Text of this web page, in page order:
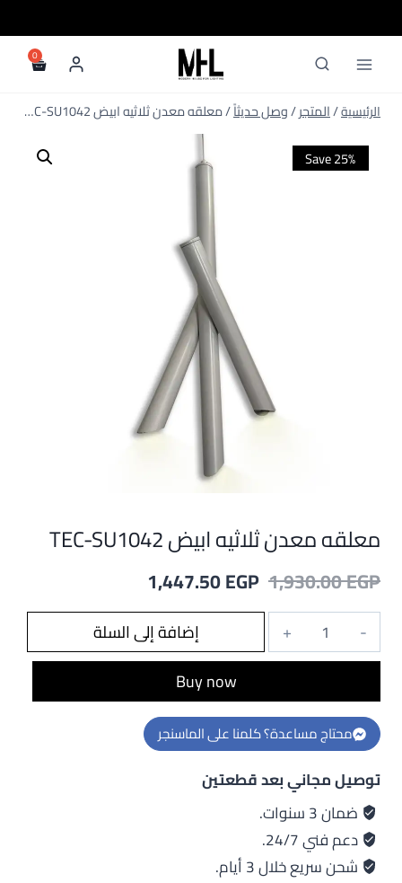
إلى
المحتوى
/المتجر/وصل حديثاً/معلقه معدن ثلاثيه ابيض TEC-SU1042
Save 25%
معلقه معدن ثلاثيه ابيض TEC-SU1042
1,930.00EGP
السعر
الأصلي
هو:
1,930.00 EGP.
1,447.50EGP
الحالي
هو:
1,447.50 EGP.
كمية
معلقه
ثلاثيه
ابيض
TEC-
SU1042
إضافة إلى السلة
Buy now
محتاج مساعدة؟ كلمنا على الماسنجر
توصيل مجاني بعد قطعتين
ضمان 3 سنوات.
دعم فني 24/7.
شحن سريع خلال 3 أيام.